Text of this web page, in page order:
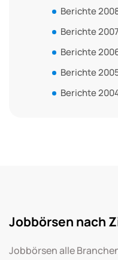
Berichte
Berichte 2007
Berichte
Berichte
Berichte
Jobbörsen nach
Jobbörsen alle